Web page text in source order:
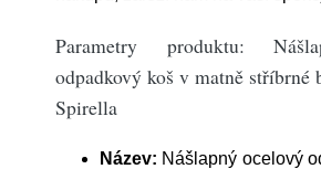
Parametry produktu:
odpadkový koš v matně stříbrné
Spirella
Název: Nášlapný ocelový